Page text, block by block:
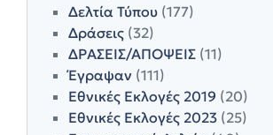
Δελτία Τύπου (177)
Δράσεις (32)
ΔΡΑΣΕΙΣ/ΑΠΟΨΕΙΣ (11)
Έγραψαν (111)
Εθνικές Εκλογές 2019 (20)
Εθνικές Εκλογές 2023 (25)